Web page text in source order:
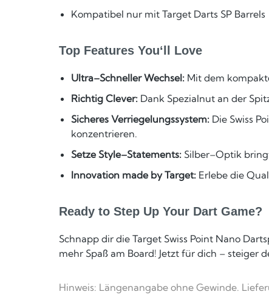
Kompatibel nur mit Target Darts SP Barrels
Top Features You‘ll Love
Ultra–Schneller Wechsel: Mit dem
Richtig Clever: Dank Spezialnut an der
Sicheres Verriegelungssystem: Die Swiss
konzentrieren.
Setze Style–Statements: Silber–Optik
Innovation made by Target: Erlebe die
Ready to Step Up Your Dart Game?
Schnapp dir die Target Swiss Point Nano
mehr Spaß am Board! Jetzt für dich – steiger
Hinweis: Längenangabe ohne Gewinde.